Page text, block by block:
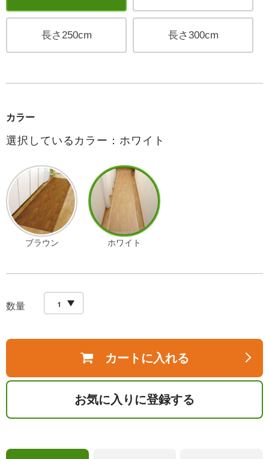
長さ250cm 長さ300cm
カラー
選択しているカラー：ホワイト
ブラウン ホワイト
数量
カートに入れる
お気に入りに登録する